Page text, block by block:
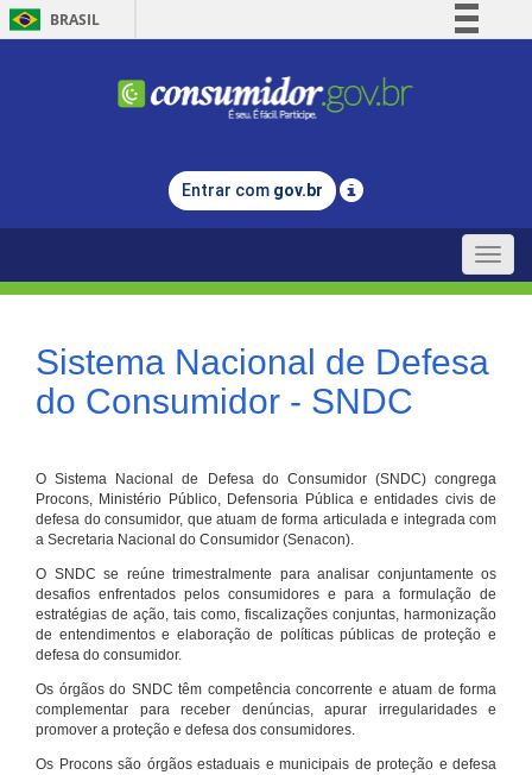
BRASIL
Comunica BR
Legislação
Entrar com gov.br
Toggle
Sistema Nacional de Defesa
do Consumidor - SNDC
O Sistema Nacional de Defesa do Consumidor (SNDC) congrega
Procons, Ministério Público, Defensoria Pública e entidades civis de
defesa do consumidor, que atuam de forma articulada e integrada com
a Secretaria Nacional do Consumidor (Senacon).
O SNDC se reúne trimestralmente para analisar conjuntamente os
desafios enfrentados pelos consumidores e para a formulação de
estratégias de ação, tais como, fiscalizações conjuntas, harmonização
de entendimentos e elaboração de políticas públicas de proteção e
defesa do consumidor.
Os órgãos do SNDC têm competência concorrente e atuam de forma
complementar para receber denúncias, apurar irregularidades e
promover a proteção e defesa dos consumidores.
Os Procons são órgãos estaduais e municipais de proteção e defesa